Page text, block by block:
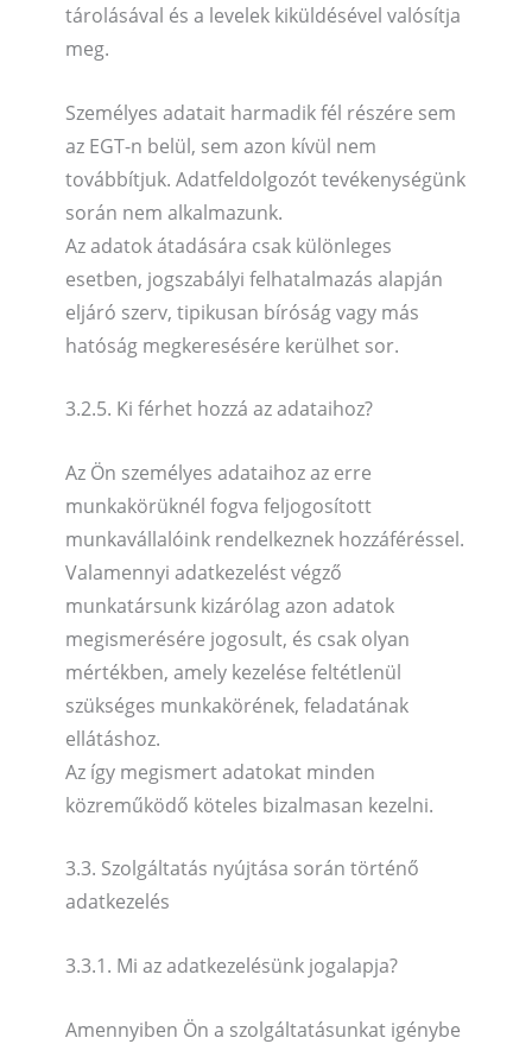
tárolásával és a levelek kiküldésével valósítja
meg.
Személyes adatait harmadik fél részére sem
az EGT-n belül, sem azon kívül nem
továbbítjuk. Adatfeldolgozót tevékenységünk
során nem alkalmazunk.
Az adatok átadására csak különleges
esetben, jogszabályi felhatalmazás alapján
eljáró szerv, tipikusan bíróság vagy más
hatóság megkeresésére kerülhet sor.
3.2.5. Ki férhet hozzá az adataihoz?
Az Ön személyes adataihoz az erre
munkakörüknél fogva feljogosított
munkavállalóink rendelkeznek hozzáféréssel.
Valamennyi adatkezelést végző
munkatársunk kizárólag azon adatok
megismerésére jogosult, és csak olyan
mértékben, amely kezelése feltétlenül
szükséges munkakörének, feladatának
ellátáshoz.
Az így megismert adatokat minden
közreműködő köteles bizalmasan kezelni.
3.3. Szolgáltatás nyújtása során történő
adatkezelés
3.3.1. Mi az adatkezelésünk jogalapja?
Amennyiben Ön a szolgáltatásunkat igénybe